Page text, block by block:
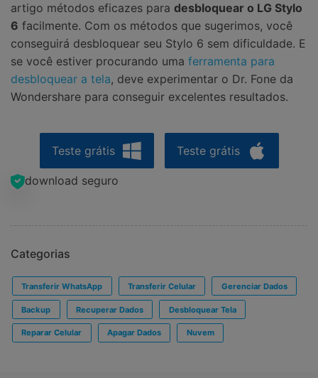
artigo métodos eficazes para desbloquear o LG Stylo
6 facilmente. Com os métodos que sugerimos, você
conseguirá desbloquear seu Stylo 6 sem dificuldade. E
se você estiver procurando uma ferramenta para
desbloquear a tela, deve experimentar o Dr. Fone da
Wondershare para conseguir excelentes resultados.
Teste grátis Teste grátis
download seguro
Categorias
Transferir WhatsApp Transferir Celular Gerenciar Dados
Backup Recuperar Dados Desbloquear Tela
Reparar Celular Apagar Dados Nuvem